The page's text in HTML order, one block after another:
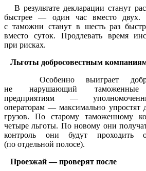
В результате декларации станут
быстрее — один час вместо двух.
с таможни станут в шесть раз
вместо суток. Продлевать время
при рисках.
Льготы добросовестным
Особенно выиграет
не нарушающий
предприятиям —
операторам — максимально упростят
грузов. По старому таможенному
четыре льготы. По новому они
контроль они будут проходить
(по отдельной полосе).
Проезжай — проверят после